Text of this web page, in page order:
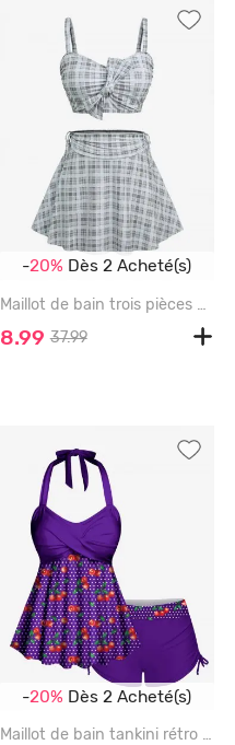
-20% Dès 2 Acheté(s)
Maillot de bain trois pièces bikini long rembourré à carreaux grande taille avec nœud papillon - GRAY - 4X | US 26-28
8.99 37.99
-20% Dès 2 Acheté(s)
Maillot de bain tankini rétro années 50 à imprimé à pois cerises, dos nu, froncé et échancré. - CONCORD - 2X